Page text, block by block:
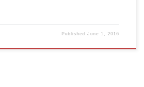
PublishedJune 1, 2016